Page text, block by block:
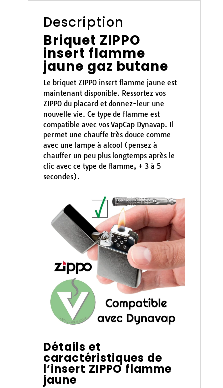
Description
Briquet ZIPPO
insert flamme
jaune gaz butane
Le briquet ZIPPO insert flamme jaune est
maintenant disponible. Ressortez vos
ZIPPO du placard et donnez-leur une
nouvelle vie. Ce type de flamme est
compatible avec vos VapCap Dynavap. Il
permet une chauffe très douce comme
avec une lampe à alcool (pensez à
chauffer un peu plus longtemps après le
clic avec ce type de flamme, + 3 à 5
secondes).
Détails et
caractéristiques de
l’insert ZIPPO flamme
jaune